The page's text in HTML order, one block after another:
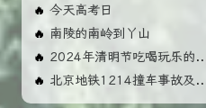
🔥 今天高考日
🔥 南陵的南岭到丫山
🔥 2024年清明节吃喝玩乐的几天
🔥 北京地铁1214撞车事故及影响